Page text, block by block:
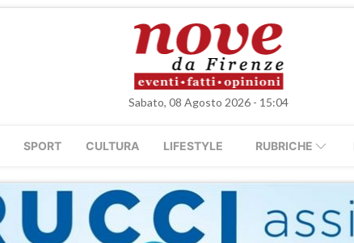
Sabato, 08 Agosto 2026 - 15:04
SPORT CULTURA LIFESTYLE RUBRICHE